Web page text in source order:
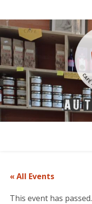
« All Events
This event has passed.